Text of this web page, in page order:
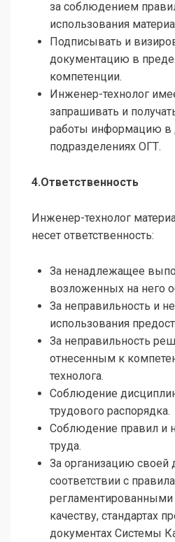
за соблюдением
использования
Подписывать и
документацию в
компетенции.
Инженер-технолог
запрашивать и
работы информацию в
подразделениях ОГТ.
4.Ответственность
Инженер-технолог
несет ответственность:
За ненадлежащее
возложенных на него
За неправильность и
использования
За неправильность
отнесенным к
технолога.
Соблюдение
трудового распорядка.
Соблюдение правил и
труда.
За организацию своей
соответствии с
качеству, стандартах
документах Системы